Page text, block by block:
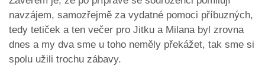
navzájem, samozřejmě za vydatné pomoci příbuzných,
tedy tetiček a ten večer pro Jitku a Milana byl zrovna
dnes a my dva sme u toho neměly překážet, tak sme si
spolu užili trochu zábavy.